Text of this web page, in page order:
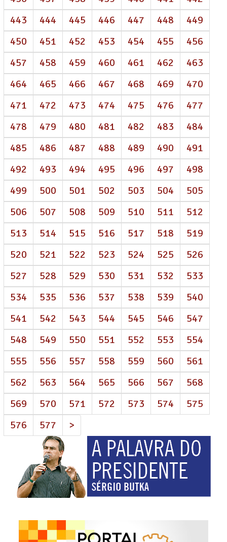
443
444 445 446 447 448
449
450
451 452 453 454 455
456
457
458 459 460 461 462
463
464
465 466 467 468 469
470
471
472 473 474 475 476
477
478
479 480 481 482 483
484
485
486 487 488 489 490
491
492
493 494 495 496 497
498
499
500 501 502 503 504
505
506
507 508 509 510 511
512
513
514 515 516 517 518
519
520
521 522 523 524 525
526
527
528 529 530 531 532
533
534
535 536 537 538 539
540
541
542 543 544 545 546
547
548
549 550 551 552 553
554
555
556 557 558 559 560
561
562
563 564 565 566 567
568
569
570 571 572 573 574
575
576
577 >